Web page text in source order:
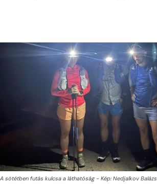
A sötétben futás kulcsa a láthatóság - Kép: Nedjalkov Balázs